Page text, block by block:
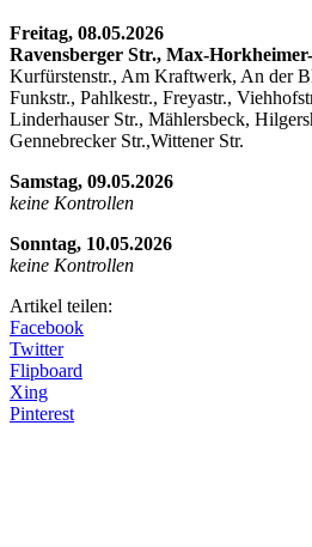
Freitag, 08.05.2026
Ravensberger Str., Max-
Kurfürstenstr., Am Kraftwerk, An der
Funkstr., Pahlkestr., Freyastr.,
Linderhauser Str., Mählersbeck,
Gennebrecker Str.,Wittener Str.
Samstag, 09.05.2026
keine Kontrollen
Sonntag, 10.05.2026
keine Kontrollen
Artikel teilen:
Facebook
Twitter
Flipboard
Xing
Pinterest